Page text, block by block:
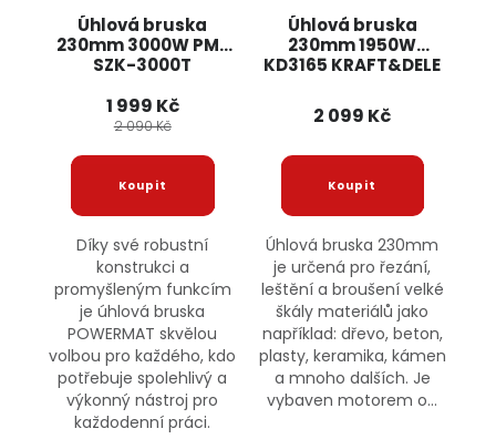
Úhlová bruska
230mm 3000W PM-
SZK-3000T
1 999 Kč
2 090 Kč
Díky své robustní
konstrukci a
promyšleným funkcím
je úhlová bruska
POWERMAT skvělou
volbou pro každého, kdo
potřebuje spolehlivý a
výkonný nástroj pro
každodenní práci.
Úhlová bruska
230mm 1950W
KD3165 KRAFT&DELE
2 099 Kč
Úhlová bruska 230mm
je určená pro řezání,
leštění a broušení velké
škály materiálů jako
například: dřevo, beton,
plasty, keramika, kámen
a mnoho dalších. Je
vybaven motorem o...